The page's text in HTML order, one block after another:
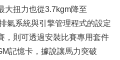
大扭力也從3.7kgm降至
氣系統與引擎管理程式的設定
，則可透過安裝比賽專用套件
記憶卡，據說讓馬力突破